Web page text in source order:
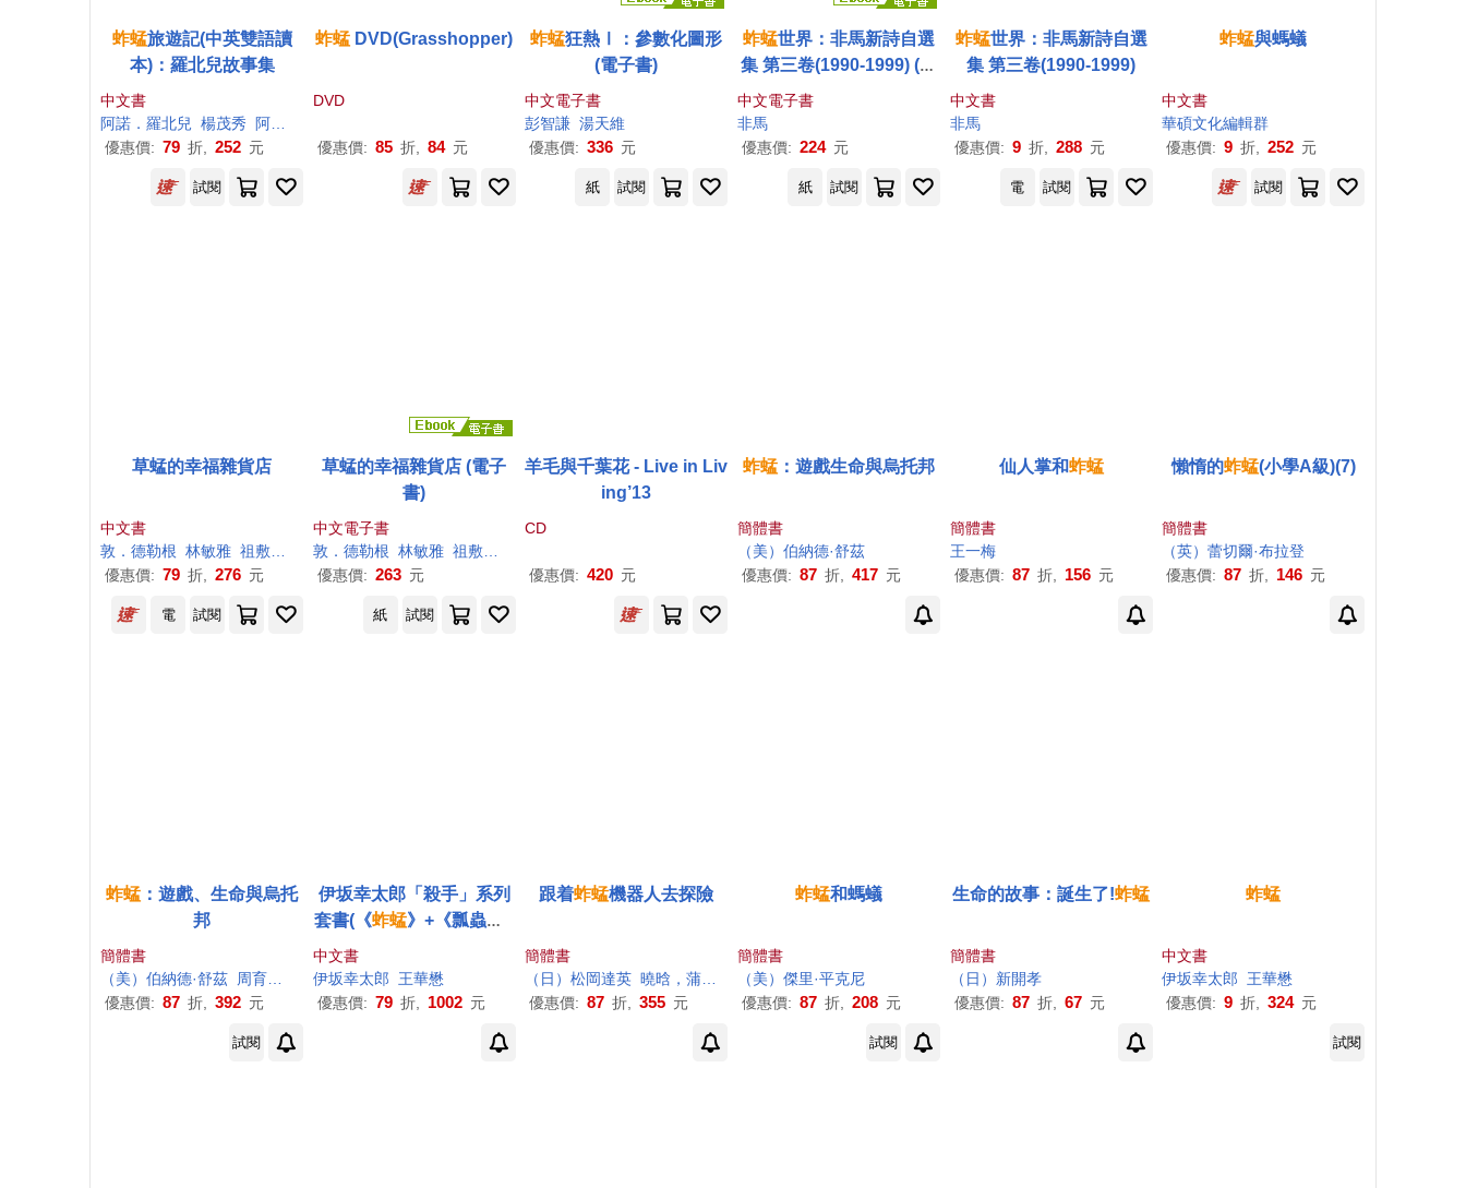
蚱蜢旅遊記(中英雙語讀
本)：羅北兒故事集
中文書
阿諾．羅北兒 楊茂秀
阿諾．羅北兒（Arnold Lobel）
優惠價: 79 折, 252 元
蚱蜢 DVD(Grasshopper)
DVD
優惠價: 85 折, 84 元
蚱蜢狂熱Ⅰ：參數化圖形
(電子書)
中文電子書
彭智謙 湯天維
優惠價: 336 元
蚱蜢世界：非馬新詩自選
集 第三卷(1990-1999) (電
中文電子書
非馬
優惠價: 224 元
蚱蜢世界：非馬新詩自選
集 第三卷(1990-1999)
中文書
非馬
優惠價: 9 折, 288 元
蚱蜢與螞蟻
中文書
華碩文化編輯群
優惠價: 9 折, 252 元
試閱 紙 試閱 紙 試閱 電 試閱 試閱
草蜢的幸福雜貨店
中文書
敦．德勒根 林敏雅 祖敷大輔
優惠價: 79 折, 276 元
草蜢的幸福雜貨店 (電子
書)
中文電子書
敦．德勒根 林敏雅 祖敷大輔
優惠價: 263 元
羊毛與千葉花 - Live in Liv
ing’13
CD
優惠價: 420 元
蚱蜢 ：遊戲生命與烏托邦
簡體書
（美）伯納德·舒茲
優惠價: 87 折, 417 元
仙人掌和蚱蜢
簡體書
王一梅
優惠價: 87 折, 156 元
懶惰的蚱蜢(小學A級)(7)
簡體書
（英）蕾切爾·布拉登
優惠價: 87 折, 146 元
電 試閱 紙 試閱
蚱蜢 ：遊戲、生命與烏托
邦
簡體書
（美）伯納德·舒茲
周育萍
胡天玫
優惠價: 87 折, 392 元
伊坂幸太郎「殺手」系列
套書(《蚱蜢》+《瓢蟲》+
中文書
伊坂幸太郎
王華懋
優惠價: 79 折, 1002 元
跟着蚱蜢機器人去探險
簡體書
（日）松岡達英 曉晗，蒲蒲蘭
優惠價: 87 折, 355 元
蚱蜢和螞蟻
簡體書
（美）傑里·平克尼
優惠價: 87 折, 208 元
生命的故事：誕生了!蚱蜢
簡體書
（日）新開孝
優惠價: 87 折, 67 元
蚱蜢
中文書
伊坂幸太郎
王華懋
優惠價: 9 折, 324 元
試閱 試閱 試閱